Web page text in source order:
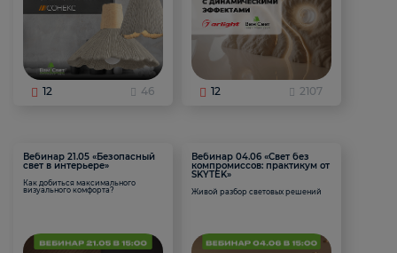
12 46 12 2107
Вебинар 21.05 «Безопасный
свет в интерьере»
Как добиться максимального
визуального комфорта?
Вебинар 04.06 «Свет без
компромиссов: практикум от
SKYTEK»
Живой разбор световых решений